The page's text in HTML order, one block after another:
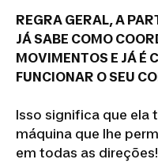
REGRA GERAL, A
JÁ SABE COMO
MOVIMENTOS E JÁ É
FUNCIONAR O SEU
Isso significa que ela
máquina que lhe
em todas as